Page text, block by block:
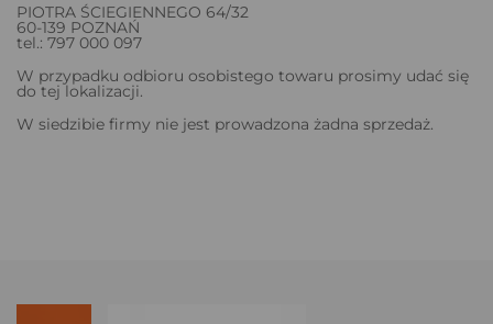
PIOTRA ŚCIEGIENNEGO 64/32
60-139 POZNAŃ
tel.: 797 000 097
W przypadku odbioru osobistego towaru prosimy udać się
do tej lokalizacji.
W siedzibie firmy nie jest prowadzona żadna sprzedaż.